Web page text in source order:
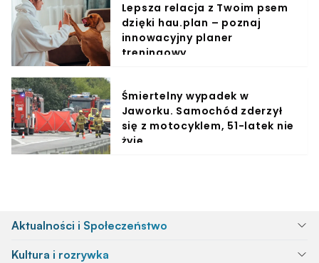
Lepsza relacja z Twoim psem
dzięki hau.plan – poznaj
innowacyjny planer
treningowy
Śmiertelny wypadek w
Jaworku. Samochód zderzył
się z motocyklem, 51-latek nie
żyje
Aktualności i Społeczeństwo
Kultura i rozrywka